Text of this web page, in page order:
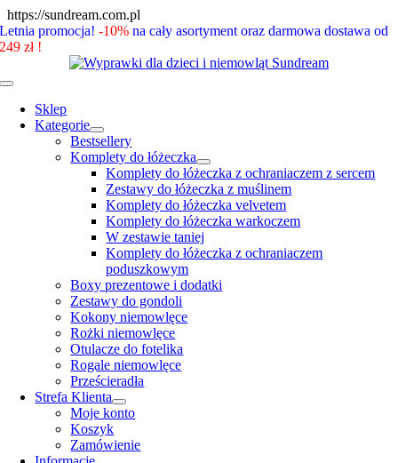
https://sundream.com.pl
to
Letnia promocja!-10% na cały asortyment oraz darmowa dostawa od
249 zł !
Toggle
Navigation
Sklep
Kategorie
Bestsellery
Komplety do łóżeczka
Komplety do łóżeczka z ochraniaczem z sercem
Zestawy do łóżeczka z muślinem
Komplety do łóżeczka velvetem
Komplety do łóżeczka warkoczem
W zestawie taniej
Komplety do łóżeczka z ochraniaczem
poduszkowym
Boxy prezentowe i dodatki
Zestawy do gondoli
Kokony niemowlęce
Rożki niemowlęce
Otulacze do fotelika
Rogale niemowlęce
Prześcieradła
Strefa Klienta
Moje konto
Koszyk
Zamówienie